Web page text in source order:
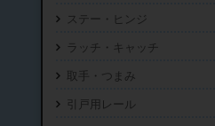
ステー・ヒンジ
ラッチ・キャッチ
取手・つまみ
引戸用レール